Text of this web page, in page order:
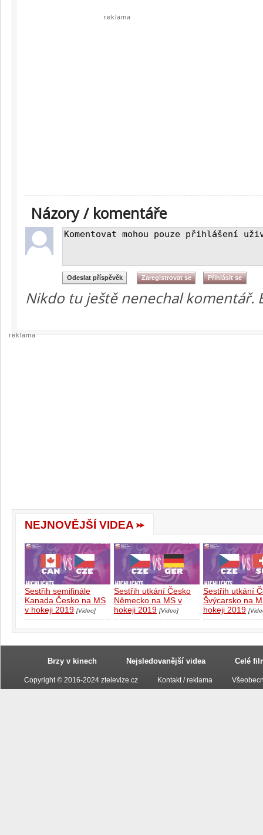
reklama
Názory / komentáře
Nikdo tu ještě nenechal komentář.
reklama
NEJNOVĚJŠÍ VIDEA
Sestřih semifinále
Kanada Česko na MS
v hokeji 2019 [Video]
Sestřih utkání Česko
Německo na MS v
hokeji 2019 [Video]
Sestřih utkání
Švýcarsko na
hokeji 2019
Brzy v kinech Nejsledovanější videa Celé
Copyright © 2016-2024 ztelevize.cz Kontakt / reklama